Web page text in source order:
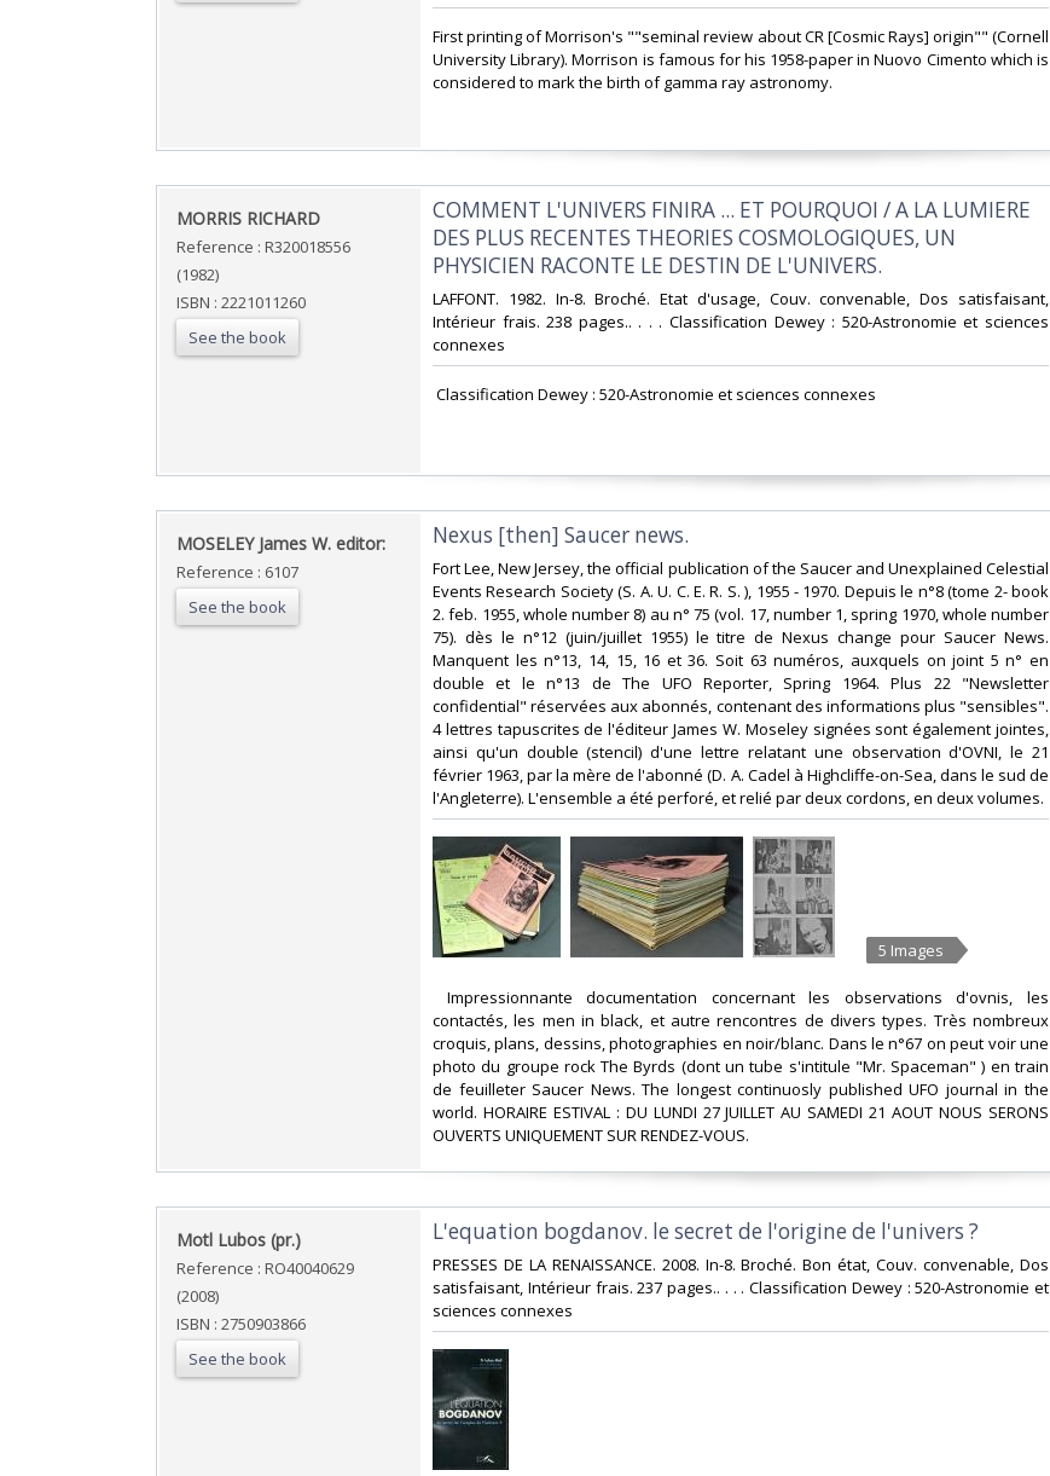
‎First printing of Morrison's ""seminal review about CR [Cosmic Rays] origin"" (Cornell
University Library). Morrison is famous for his 1958-paper in Nuovo Cimento which is
considered to mark the birth of gamma ray astronomy.‎
‎MORRIS RICHARD‎
Reference : R320018556
(1982)
ISBN : 2221011260
See the book
‎COMMENT L'UNIVERS FINIRA ... ET POURQUOI / A LA LUMIERE
DES PLUS RECENTES THEORIES COSMOLOGIQUES, UN
PHYSICIEN RACONTE LE DESTIN DE L'UNIVERS.‎
‎LAFFONT. 1982. In-8. Broché. Etat d'usage, Couv. convenable, Dos satisfaisant,
Intérieur frais. 238 pages.. . . . Classification Dewey : 520-Astronomie et sciences
connexes‎
‎ Classification Dewey : 520-Astronomie et sciences connexes‎
‎MOSELEY James W. editor:‎
Reference : 6107
See the book
‎Nexus [then] Saucer news.‎
‎Fort Lee, New Jersey, the official publication of the Saucer and Unexplained Celestial
Events Research Society (S. A. U. C. E. R. S. ), 1955 - 1970. Depuis le n°8 (tome 2- book
2. feb. 1955, whole number 8) au n° 75 (vol. 17, number 1, spring 1970, whole number
75). dès le n°12 (juin/juillet 1955) le titre de Nexus change pour Saucer News.
Manquent les n°13, 14, 15, 16 et 36. Soit 63 numéros, auxquels on joint 5 n° en
double et le n°13 de The UFO Reporter, Spring 1964. Plus 22 "Newsletter
confidential" réservées aux abonnés, contenant des informations plus "sensibles".
4 lettres tapuscrites de l'éditeur James W. Moseley signées sont également jointes,
ainsi qu'un double (stencil) d'une lettre relatant une observation d'OVNI, le 21
février 1963, par la mère de l'abonné (D. A. Cadel à Highcliffe-on-Sea, dans le sud de
l'Angleterre). L'ensemble a été perforé, et relié par deux cordons, en deux volumes. ‎
5 Images
‎ Impressionnante documentation concernant les observations d'ovnis, les
contactés, les men in black, et autre rencontres de divers types. Très nombreux
croquis, plans, dessins, photographies en noir/blanc. Dans le n°67 on peut voir une
photo du groupe rock The Byrds (dont un tube s'intitule "Mr. Spaceman" ) en train
de feuilleter Saucer News. The longest continuosly published UFO journal in the
world. HORAIRE ESTIVAL : DU LUNDI 27 JUILLET AU SAMEDI 21 AOUT NOUS SERONS
OUVERTS UNIQUEMENT SUR RENDEZ-VOUS.‎
‎Motl Lubos (pr.)‎
Reference : RO40040629
(2008)
ISBN : 2750903866
See the book
‎L'equation bogdanov. le secret de l'origine de l'univers ?‎
‎PRESSES DE LA RENAISSANCE. 2008. In-8. Broché. Bon état, Couv. convenable, Dos
satisfaisant, Intérieur frais. 237 pages.. . . . Classification Dewey : 520-Astronomie et
sciences connexes‎